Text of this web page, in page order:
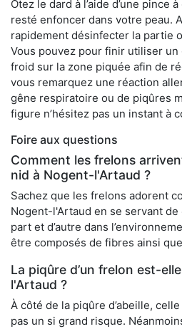
Ôtez le dard à l’aide d’une pince
resté enfoncer dans votre peau.
rapidement désinfecter la partie
Vous pouvez pour finir utiliser un
froid sur la zone piquée afin de
vous remarquez une réaction
gêne respiratoire ou de piqûres
figure n’hésitez pas un instant à
Foire aux questions
Comment les frelons
nid à Nogent-l'Artaud ?
Sachez que les frelons adorent
Nogent-l'Artaud en se servant
part et d’autre dans
être composés de fibres ainsi
La piqûre d’un frelon est-
l'Artaud ?
À côté de la piqûre d’abeille,
pas un si grand risque.